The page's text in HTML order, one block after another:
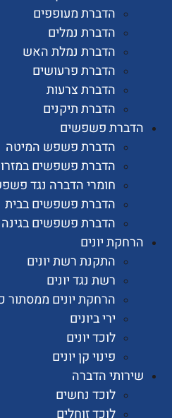
הדברת מעופפים
הדברת נמלים
הדברת נמלת האש
הדברת פרעושים
הדברת צרעות
הדברת תיקנים
פשפשים
הדברת פשפש המיטה
הדברת פשפשים במזרון
חומרי הדברה נגד פשפש המיטה
הדברת פשפשים בבית
הדברת פשפשים בגינה
יונים
התקנת רשת יונים
רשת נגד יונים
הרחקת יונים ממסתור כביסה
ירי ביונים
לוכד יונים
פינוי קן יונים
הדברה
לוכד נחשים
לוכד זוחלים